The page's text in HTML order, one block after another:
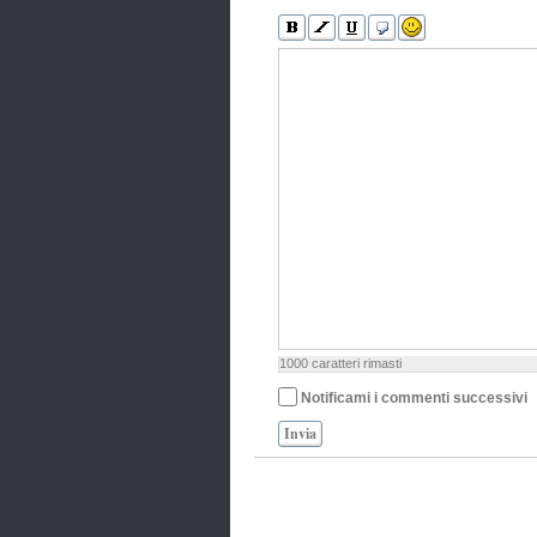
1000 caratteri rimasti
Notificami i commenti successivi
Invia